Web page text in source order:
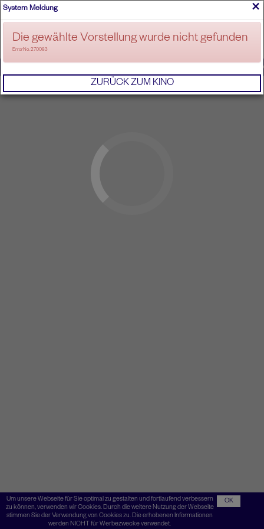
ANMELDEN
Um unsere Webseite für Sie optimal zu gestalten und fortlaufend verbessern
zu können, verwenden wir Cookies. Durch die weitere Nutzung der Webseite
stimmen Sie der Verwendung von Cookies zu. Die erhobenen Informationen
werden NICHT für Werbezwecke verwendet.
OK
×
System Meldung
Die gewählte Vorstellung wurde nicht gefunden
ErrorNo. 270083
ZURÜCK ZUM KINO